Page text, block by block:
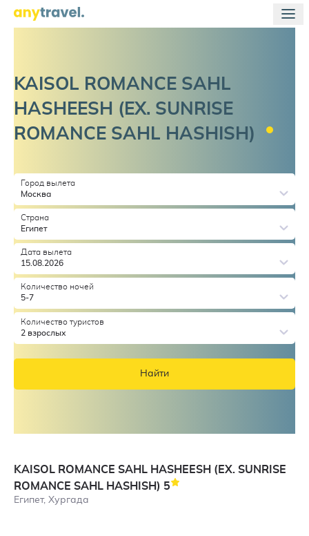
KAISOL ROMANCE SAHL
HASHEESH (EX. SUNRISE
ROMANCE SAHL HASHISH)
Город вылета
Москва
Страна
Египет
Дата вылета
15.08.2026
Количество ночей
5-7
Количество туристов
2 взрослых
Найти
KAISOL ROMANCE SAHL HASHEESH (EX. SUNRISE
ROMANCE SAHL HASHISH) 5
Египет, Хургада